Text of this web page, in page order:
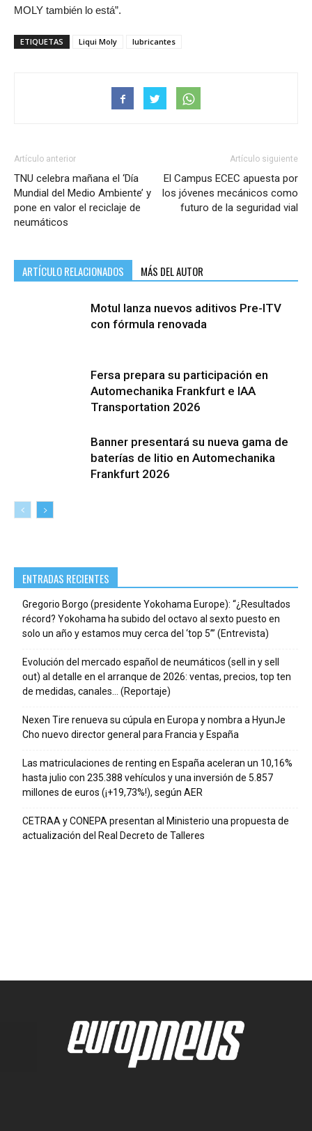
MOLY también lo está”.
ETIQUETAS Liqui Moly lubricantes
Artículo anterior
TNU celebra mañana el ‘Día
Mundial del Medio Ambiente’ y
pone en valor el reciclaje de
neumáticos
Artículo siguiente
El Campus ECEC apuesta por
los jóvenes mecánicos como
futuro de la seguridad vial
ARTÍCULO RELACIONADOS MÁS DEL AUTOR
Motul lanza nuevos aditivos Pre-ITV
con fórmula renovada
Fersa prepara su participación en
Automechanika Frankfurt e IAA
Transportation 2026
Banner presentará su nueva gama de
baterías de litio en Automechanika
Frankfurt 2026
ENTRADAS RECIENTES
Gregorio Borgo (presidente Yokohama Europe): “¿Resultados
récord? Yokohama ha subido del octavo al sexto puesto en
solo un año y estamos muy cerca del ‘top 5’” (Entrevista)
Evolución del mercado español de neumáticos (sell in y sell
out) al detalle en el arranque de 2026: ventas, precios, top ten
de medidas, canales… (Reportaje)
Nexen Tire renueva su cúpula en Europa y nombra a HyunJe
Cho nuevo director general para Francia y España
Las matriculaciones de renting en España aceleran un 10,16%
hasta julio con 235.388 vehículos y una inversión de 5.857
millones de euros (¡+19,73%!), según AER
CETRAA y CONEPA presentan al Ministerio una propuesta de
actualización del Real Decreto de Talleres